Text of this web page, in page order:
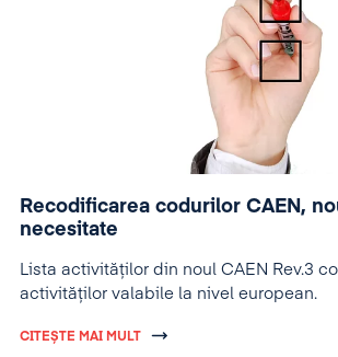
Recodificarea codurilor CAEN,
necesitate
Lista activităților din noul CAEN Rev.3
activităților valabile la nivel european.
CITEȘTE MAI MULT